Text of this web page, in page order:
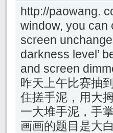
http://paowang.
window, you can
screen
darkness level’
and screen
昨天上午比赛抽
住搓手泥，用大
一大堆手泥，手
画画的题目是大